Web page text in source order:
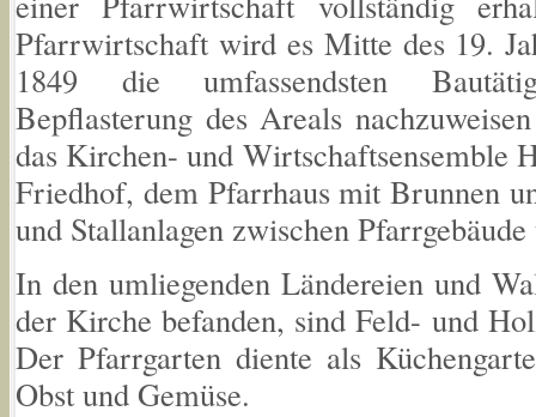
Pfarrwirtschaft wird es Mitte des 19.
1849 die umfassendsten
Bepflasterung des Areals
das Kirchen- und Wirtschaftsensemble
Friedhof, dem Pfarrhaus mit Brunnen
und Stallanlagen zwischen
In den umliegenden Ländereien und
der Kirche befanden, sind Feld- und
Der Pfarrgarten diente als
Obst und Gemüse.